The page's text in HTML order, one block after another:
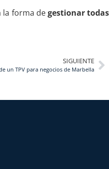
la forma degestionar todas
SIGUIENTE
un TPV para negocios de Marbella